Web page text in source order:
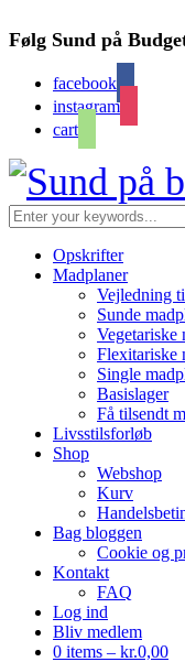
Følg Sund på
facebook
instagram
cart
Opskrifter
Madplaner
Vejledning
Sunde
Vegetariske
Flexitariske
Single
Basislager
Få tilsendt
Livsstilsforløb
Shop
Webshop
Kurv
Bag bloggen
Cookie og
Kontakt
FAQ
Log ind
Bliv medlem
0 items – kr.0,00